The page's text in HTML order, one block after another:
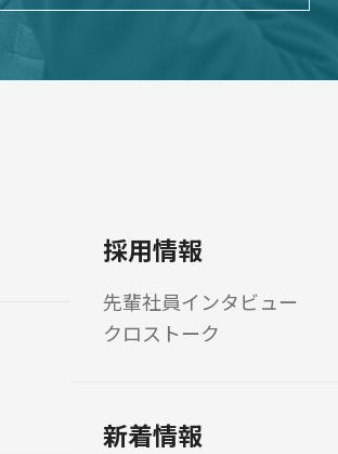
採用情報
先輩社員インタビュー
クロストーク
新着情報